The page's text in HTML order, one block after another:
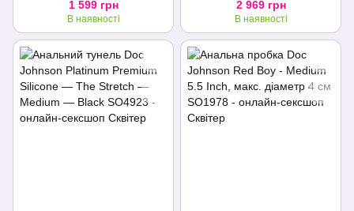
Gun Metal
1 599 грн
В наявності
2 969 грн
В наявності